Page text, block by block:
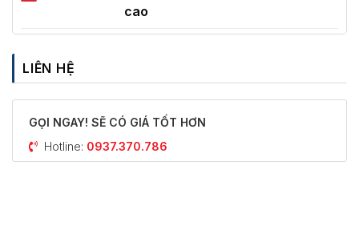
cao
LIÊN HỆ
GỌI NGAY! SẼ CÓ GIÁ TỐT HƠN
Hotline: 0937.370.786